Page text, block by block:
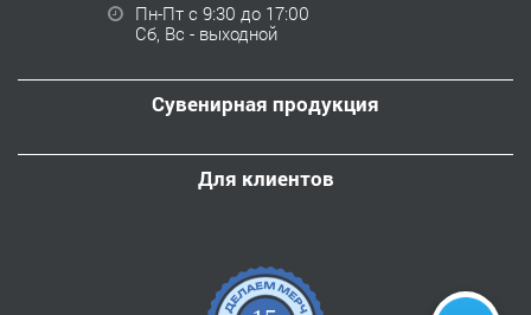
Пн-Пт с 9:30 до 17:00
Сб, Вс - выходной
Сувенирная продукция
Для клиентов